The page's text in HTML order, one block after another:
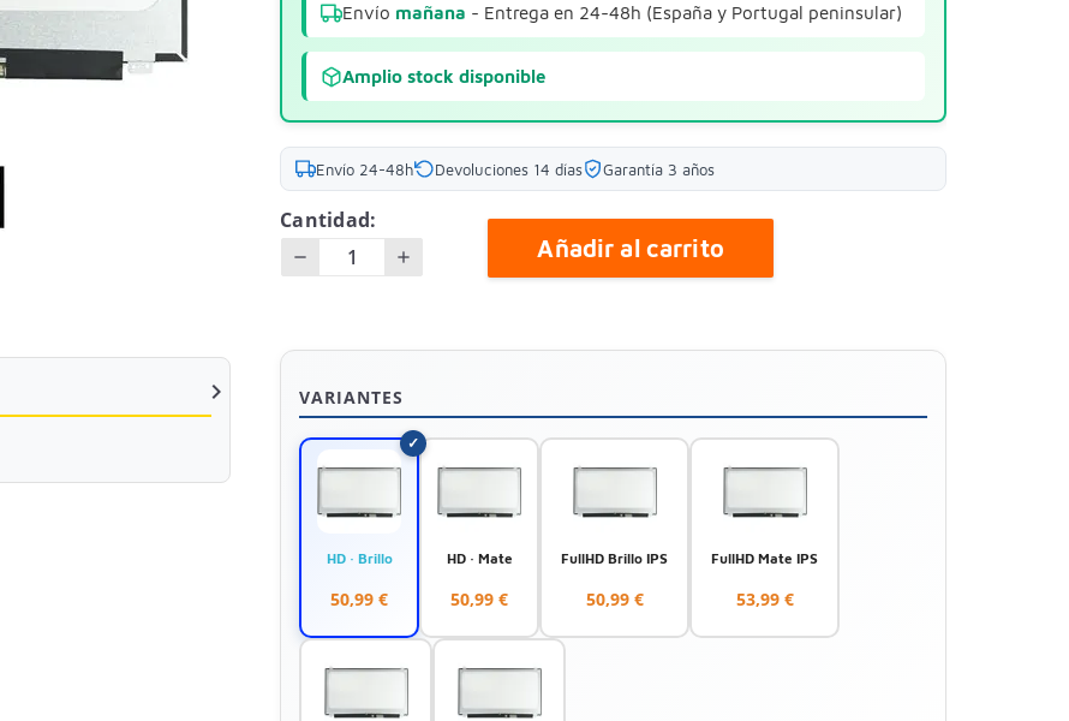

Envío mañana - Entrega en 24-48h (España y Portugal peninsular)
Amplio stock disponible
Envío 24-48h Devoluciones 14 días Garantía 3 años
Cantidad:
Añadir al carrito
VARIANTES
HD · Brillo
50,99 €
HD · Mate
50,99 €
FullHD Brillo IPS
50,99 €
FullHD Mate IPS
53,99 €